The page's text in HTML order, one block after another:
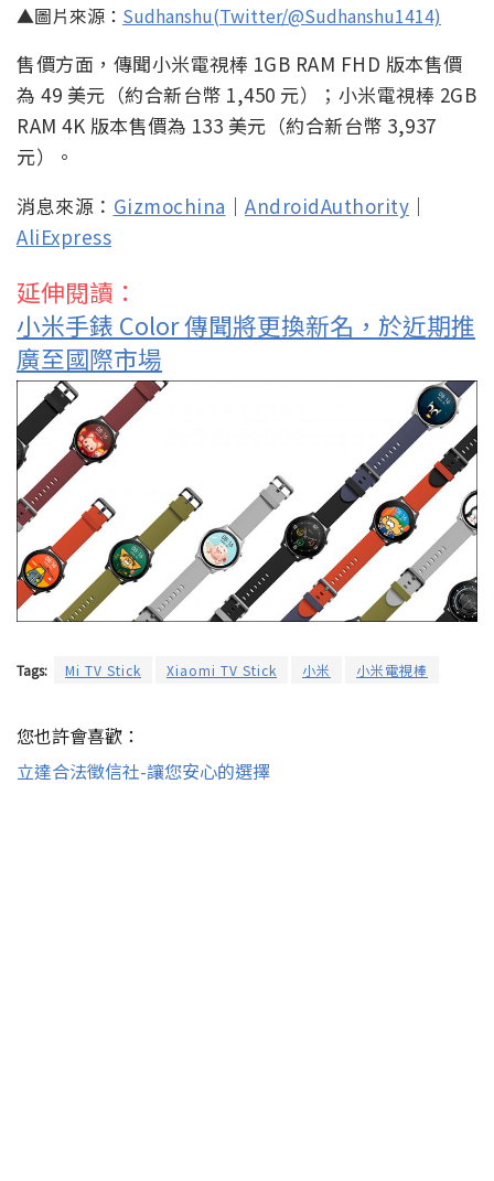
▲圖片來源： Sudhanshu(Twitter/@Sudhanshu1414)
售價方面，傳聞小米電視棒 1GB RAM FHD 版本售價
為 49 美元（約合新台幣 1,450 元）；小米電視棒 2GB
RAM 4K 版本售價為 133 美元（約合新台幣 3,937
元）。
消息來源： Gizmochina ｜ AndroidAuthority ｜
AliExpress
延伸閱讀：
小米手錶 Color 傳聞將更換新名，於近期推
廣至國際市場
Tags: Mi TV Stick Xiaomi TV Stick 小米 小米電視棒
您也許會喜歡：
立達合法徵信社-讓您安心的選擇